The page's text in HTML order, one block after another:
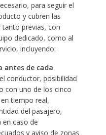
para seguir el
y cubren las
tanto previas, con
dedicado, como al
incluyendo:
antes de cada
conductor, posibilidad
con uno de los cinco
tiempo real,
del pasajero,
en caso de
y aviso de zonas